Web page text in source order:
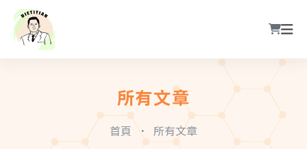
所有文章
首頁 所有文章